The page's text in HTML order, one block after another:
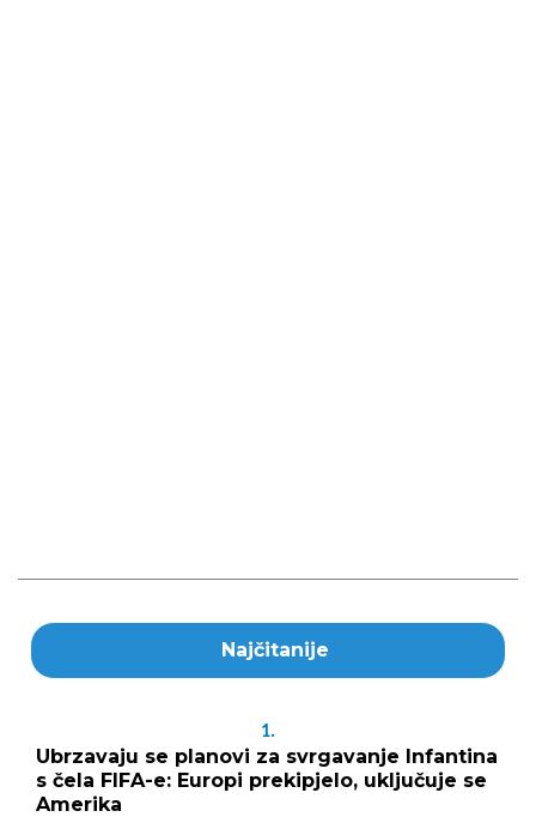
Najčitanije
1.
Ubrzavaju se planovi za svrgavanje Infantina
s čela FIFA-e: Europi prekipjelo, uključuje se
Amerika